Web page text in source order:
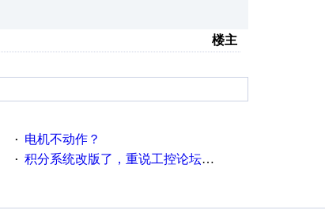
楼主
· 电机不动作？
· 积分系统改版了，重说工控论坛积分那点事儿……